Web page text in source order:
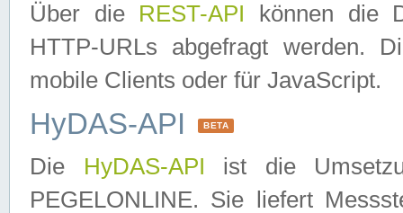
Über die REST-API können die
HTTP-URLs abgefragt werden.
mobile Clients oder für JavaScript.
HyDAS-API BETA
Die HyDAS-API ist die
PEGELONLINE. Sie liefert